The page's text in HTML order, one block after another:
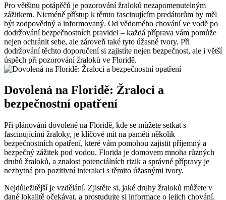
Pro většinu potápěčů je pozorování žraloků nezapomenutelným
zážitkem. Nicméně přístup k těmto fascinujícím predátorům by měl
být zodpovědný a informovaný. Od vědomého chování ve vodě po
dodržování bezpečnostních pravidel – každá příprava vám pomůže
nejen ochránit sebe, ale zároveň také tyto úžasné tvory. Při
dodržování těchto doporučení si zajistíte nejen bezpečnost, ale i větší
úspěch při pozorování žraloků ve Floridě.
Dovolená na Floridě: Žraloci a
bezpečnostní opatření
Při plánování dovolené na Floridě, kde se můžete setkat s
fascinujícími žraloky, je klíčové mít na paměti několik
bezpečnostních opatření, které vám pomohou zajistit příjemný a
bezpečný zážitek pod vodou. Florida je domovem mnoha různých
druhů žraloků, a znalost potenciálních rizik a správné přípravy je
nezbytná pro pozitivní interakci s těmito úžasnými tvory.
Nejdůležitější je vzdělání. Zjistěte si, jaké druhy žraloků můžete v
dané lokalitě očekávat, a prostudujte si informace o jejich chování.